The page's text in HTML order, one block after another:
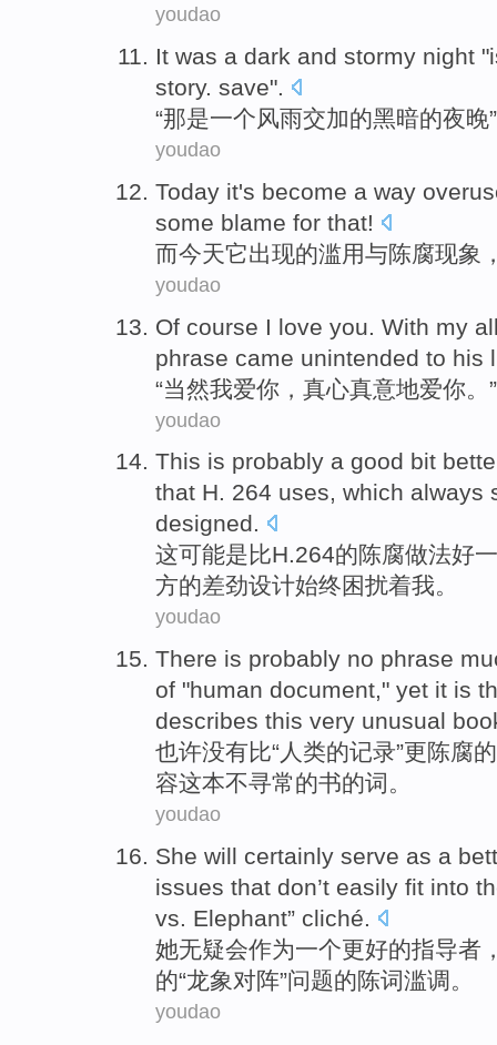
youdao
It was a dark and stormy night "
story. save".
“那是一个风雨交加的黑暗的夜晚
youdao
Today it's become a way
some blame for that!
而今天它出现的滥用与陈腐现象
youdao
Of course I love you . With my
phrase came unintended to his
“当然我爱你 ， 真心真意地爱你。
youdao
This is probably a good bit
that H. 264 uses, which always
designed.
这可能是比H.264的陈腐做法好
方的差劲设计始终困扰着我。
youdao
There is probably no phrase
of "human document," yet it is
describes this very unusual
也许没有比“人类的记录”更陈腐的
容这本不寻常的书的词。
youdao
She will certainly serve as a
issues that don’t easily fit into
vs. Elephant” cliché.
她无疑会作为一个更好的指导者
的“龙象对阵”问题的陈词滥调。
youdao